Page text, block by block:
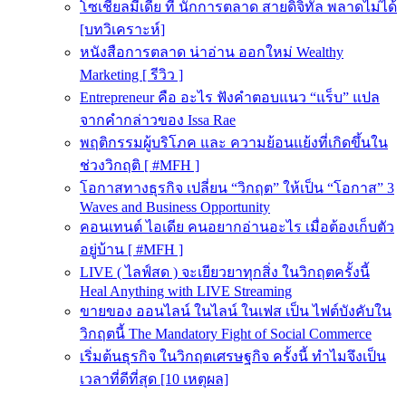
โซเชี่ยลมีเดีย ที่ นักการตลาด สายดิจิทัล พลาดไม่ได้
[บทวิเคราะห์]
หนังสือการตลาด น่าอ่าน ออกใหม่ Wealthy
Marketing [ รีวิว ]
Entrepreneur คือ อะไร ฟังคำตอบแนว “แร็บ” แปล
จากคำกล่าวของ Issa Rae
พฤติกรรมผู้บริโภค และ ความย้อนแย้งที่เกิดขึ้นใน
ช่วงวิกฤติ [ #MFH ]
โอกาสทางธุรกิจ เปลี่ยน “วิกฤต” ให้เป็น “โอกาส” 3
Waves and Business Opportunity
คอนเทนต์ ไอเดีย คนอยากอ่านอะไร เมื่อต้องเก็บตัว
อยู่บ้าน [ #MFH ]
LIVE ( ไลฟ์สด ) จะเยียวยาทุกสิ่ง ในวิกฤตครั้งนี้
Heal Anything with LIVE Streaming
ขายของ ออนไลน์ ในไลน์ ในเฟส เป็น ไฟต์บังคับใน
วิกฤตนี้ The Mandatory Fight of Social Commerce
เริ่มต้นธุรกิจ ในวิกฤตเศรษฐกิจ ครั้งนี้ ทำไมจึงเป็น
เวลาที่ดีที่สุด [10 เหตุผล]